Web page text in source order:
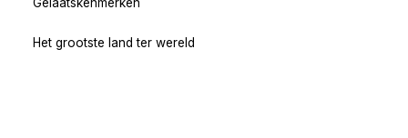
Het grootste land ter wereld